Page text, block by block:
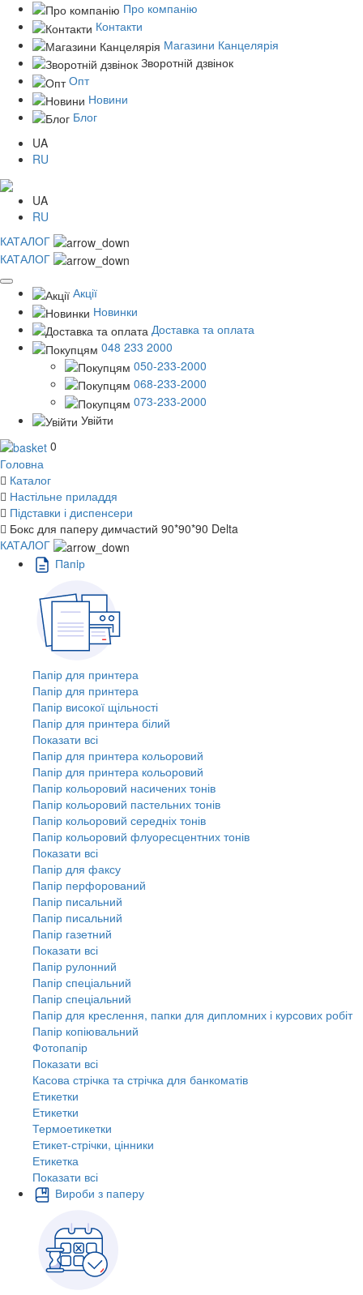
Про компанію
Контакти
Магазини Канцелярія
Зворотній дзвінок
Опт
Новини
Блог
UA
RU
UA
RU
КАТАЛОГ
КАТАЛОГ
Акції
Новинки
Доставка та оплата
048 233 2000
050-233-2000
068-233-2000
073-233-2000
Увійти
0
Головна
Каталог
Настільне приладдя
Підставки і диспенсери
Бокс для паперу димчастий 90*90*90 Delta
КАТАЛОГ
Пaпiр
Папір для принтера
Папір для принтера
Папір високої щільності
Папір для принтера білий
Показати всі
Папір для принтера кольоровий
Папір для принтера кольоровий
Папір кольоровий насичених тонів
Папір кольоровий пастельних тонів
Папір кольоровий середніх тонів
Папір кольоровий флуоресцентних тонів
Показати всі
Папір для факсу
Папір перфорований
Папір писальний
Папір писальний
Папір газетний
Показати всі
Папір рулонний
Папір спеціальний
Папір спеціальний
Папір для креслення, папки для дипломних і курсових робіт
Папір копіювальний
Фотопапір
Показати всі
Касова стрічка та стрічка для банкоматів
Етикетки
Етикетки
Термоетикетки
Етикет-стрічки, цінники
Етикетка
Показати всі
Вироби з паперу